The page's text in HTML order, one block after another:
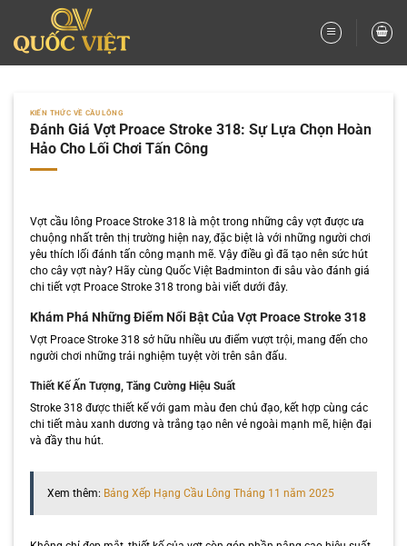
nội
dung
KIẾN THỨC VỀ CẦU LÔNG
Đánh Giá Vợt Proace Stroke 318: Sự Lựa Chọn Hoàn
Hảo Cho Lối Chơi Tấn Công
Vợt cầu lông Proace Stroke 318 là một trong những cây vợt được ưa
chuộng nhất trên thị trường hiện nay, đặc biệt là với những người chơi
yêu thích lối đánh tấn công mạnh mẽ. Vậy điều gì đã tạo nên sức hút
cho cây vợt này? Hãy cùng Quốc Việt Badminton đi sâu vào đánh giá
chi tiết vợt Proace Stroke 318 trong bài viết dưới đây.
Khám Phá Những Điểm Nổi Bật Của Vợt Proace Stroke 318
Vợt Proace Stroke 318 sở hữu nhiều ưu điểm vượt trội, mang đến cho
người chơi những trải nghiệm tuyệt vời trên sân đấu.
Thiết Kế Ấn Tượng, Tăng Cường Hiệu Suất
Stroke 318 được thiết kế với gam màu đen chủ đạo, kết hợp cùng các
chi tiết màu xanh dương và trắng tạo nên vẻ ngoài mạnh mẽ, hiện đại
và đầy thu hút.
Xem thêm: Bảng Xếp Hạng Cầu Lông Tháng 11 năm 2025